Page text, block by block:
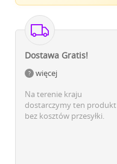
Dostawa Gratis!
więcej
Na terenie kraju
dostarczymy ten produkt
bez kosztów przesyłki.